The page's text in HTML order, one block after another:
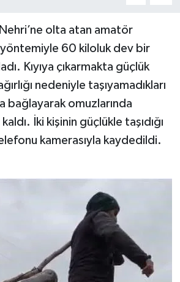
olta atan amatör
yöntemiyle 60 kiloluk dev bir
Kıyıya çıkarmakta güçlük
nedeniyle taşıyamadıkları
bağlayarak omuzlarında
İki kişinin güçlükle taşıdığı
kamerasıyla kaydedildi.